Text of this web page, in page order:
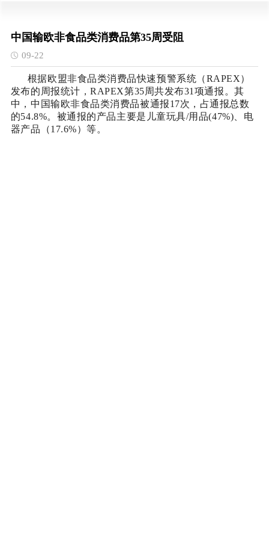
中国输欧非食品类消费品第35周受阻
09-22
根据欧盟非食品类消费品快速预警系统（RAPEX）
发布的周报统计，RAPEX第35周共发布31项通报。其
中，中国输欧非食品类消费品被通报17次，占通报总数
的54.8%。被通报的产品主要是儿童玩具/用品(47%)、电
器产品（17.6%）等。